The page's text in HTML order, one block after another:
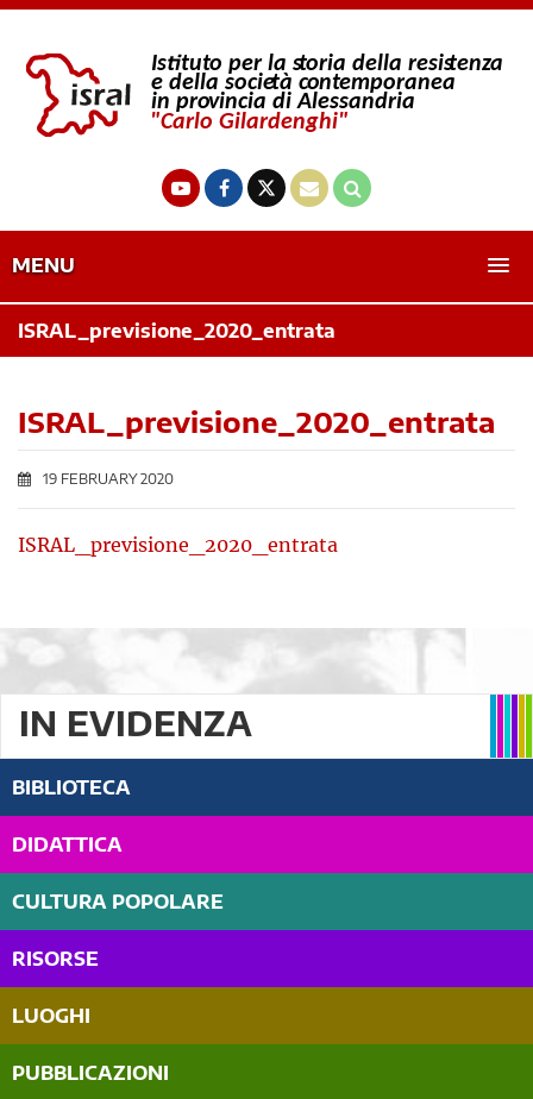
MENU
ISRAL_previsione_2020_entrata
ISRAL_previsione_2020_entrata
19 FEBRUARY 2020
ISRAL_previsione_2020_entrata
IN EVIDENZA
BIBLIOTECA
DIDATTICA
CULTURA POPOLARE
RISORSE
LUOGHI
PUBBLICAZIONI